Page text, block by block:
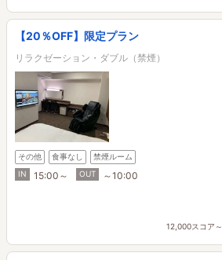
【20％OFF】限定プラン
リラクゼーション・ダブル（禁煙）
その他 食事なし
禁煙ルーム
IN
15:00～ OUT ～10:00
12,000スコア～